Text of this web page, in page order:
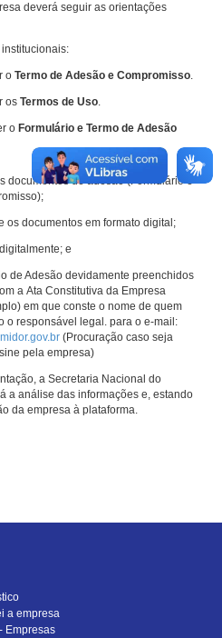
deverá seguir as orientações
o Termo de Adesão e Compromisso.
os Termos de Uso.
o Formulário e Termo de Adesão
documentos de adesão (Formulário e
os documentos em formato digital;
e
de Adesão devidamente preenchidos
a Ata Constitutiva da Empresa
em que conste o nome de quem
o responsável legal. para o e-mail:
(Procuração caso seja
pela empresa)
a Secretaria Nacional do
a análise das informações e, estando
da empresa à plataforma.
a empresa
Empresas